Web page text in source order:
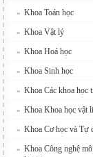
» Khoa Toán học
» Khoa Vật lý
» Khoa Hoá học
» Khoa Sinh học
» Khoa Các khoa học
» Khoa Khoa học vật
» Khoa Cơ học và Tự
» Khoa Công nghệ